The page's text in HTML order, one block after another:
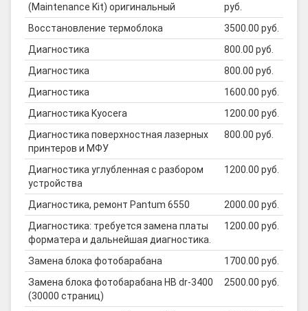
(Maintenance Kit) оригинальный
руб.
Восстановление термоблока
3500.00 руб.
Диагностика
800.00 руб.
Диагностика
800.00 руб.
Диагностика
1600.00 руб.
Диагностика Kyocera
1200.00 руб.
Диагностика поверхностная лазерных
принтеров и МФУ
800.00 руб.
Диагностика углубленная с разбором
устройства
1200.00 руб.
Диагностика, ремонт Pantum 6550
2000.00 руб.
Диагностика: требуется замена платы
форматера и дальнейшая диагностика.
1200.00 руб.
Замена блока фотобарабана
1700.00 руб.
Замена блока фотобарабана HB dr-3400
(30000 страниц)
2500.00 руб.